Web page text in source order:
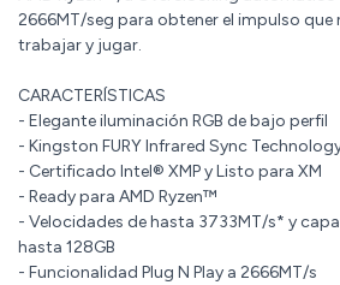
2666MT/seg para obtener el impulso que
trabajar y jugar.
CARACTERÍSTICAS
- Elegante iluminación RGB de bajo perfil
- Kingston FURY Infrared Sync
- Certificado Intel® XMP y Listo para XM
- Ready para AMD Ryzen™
- Velocidades de hasta 3733MT/s* y
hasta 128GB
- Funcionalidad Plug N Play a 2666MT/s